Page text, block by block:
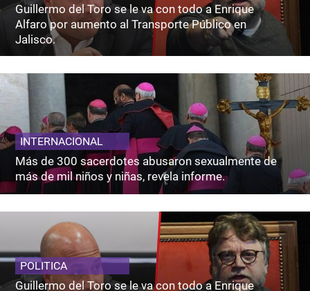
Guillermo del Toro se le va con todo a Enrique
Alfaro por aumento al Transporte Público en
Jalisco.
INTERNACIONAL
Más de 300 sacerdotes abusaron sexualmente de
más de mil niños y niñas, revela informe.
POLITICA
Guillermo del Toro se le va con todo a Enrique